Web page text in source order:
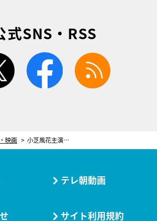
式SNS・RSS
twitter facebook
映画 小芝風花主演、モノの気持ちがわかるヒロインの成長物語…『モコミ』いよいよ今夜スタート
テレ朝動画
サイト利用規約